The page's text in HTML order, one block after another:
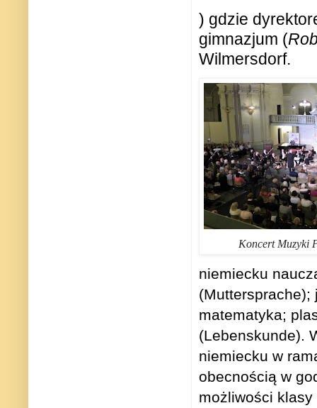
) gdzie
gimnazjum (
Wilmersdorf.
Koncert Muzyki
niemiecku
matematyka;
(Lebenskunde).
niemiecku w
obecnością w
możliwości klasy